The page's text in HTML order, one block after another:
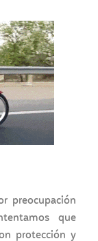
preocupación
que
protección y